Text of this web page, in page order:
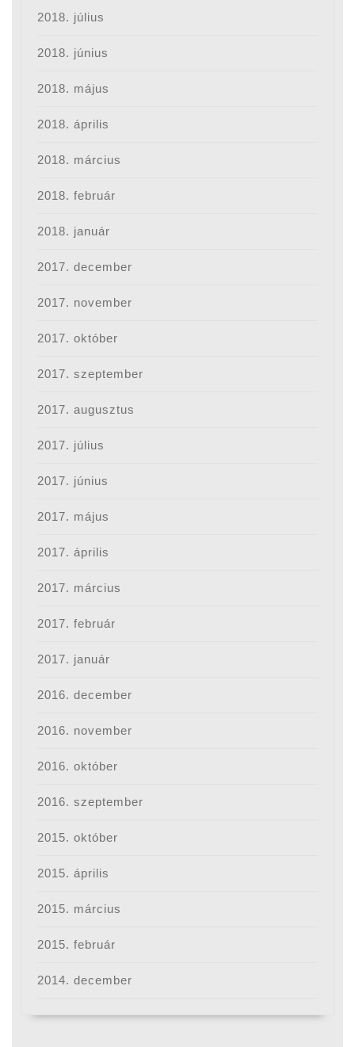
2018. július
2018. június
2018. május
2018. április
2018. március
2018. február
2018. január
2017. december
2017. november
2017. október
2017. szeptember
2017. augusztus
2017. július
2017. június
2017. május
2017. április
2017. március
2017. február
2017. január
2016. december
2016. november
2016. október
2016. szeptember
2015. október
2015. április
2015. március
2015. február
2014. december